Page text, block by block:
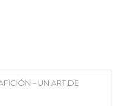
– UN ART DE